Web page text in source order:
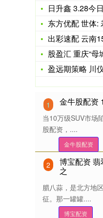
日升鑫 3.28今
东方优配 世体:
出彩速配 云南15岁
股盈汇 重庆“
盈远期策略 川
1 金牛股配资
当10万级SUV市场
股配资，....
金牛股配资
2
博宝配资
之
腊八蒜，是北方地
征。那一罐罐....
博宝配资